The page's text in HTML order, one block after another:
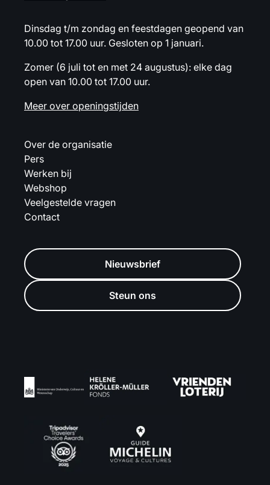
Dinsdag t/m zondag en feestdagen geopend van
10.00 tot 17.00 uur. Gesloten op 1 januari.
Zomer (6 juli tot en met 24 augustus): elke dag
open van 10.00 tot 17.00 uur.
Meer over openingstijden
Over de organisatie
Pers
Werken bij
Webshop
Veelgestelde vragen
Contact
Nieuwsbrief
Steun ons